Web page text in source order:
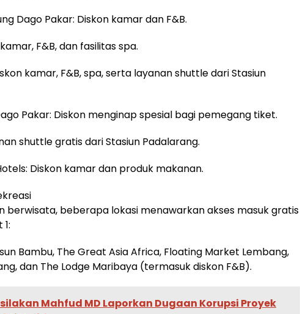
Dago Pakar: Diskon kamar dan F&B.
F&B, dan fasilitas spa.
kamar, F&B, spa, serta layanan shuttle dari Stasiun
Pakar: Diskon menginap spesial bagi pemegang tiket.
shuttle gratis dari Stasiun Padalarang.
Diskon kamar dan produk makanan.
berwisata, beberapa lokasi menawarkan akses masuk gratis
Bambu, The Great Asia Africa, Floating Market Lembang,
dan The Lodge Maribaya (termasuk diskon F&B).
Mahfud MD Laporkan Dugaan Korupsi Proyek